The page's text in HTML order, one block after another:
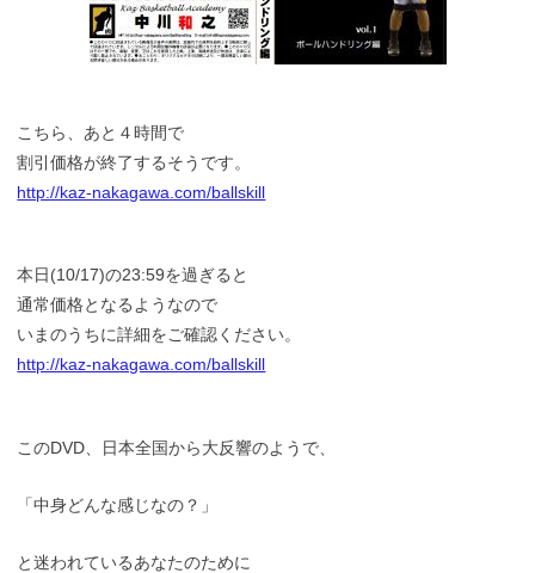
こちら、あと４時間で
割引価格が終了するそうです。
http://kaz-nakagawa.com/ballskill
本日(10/17)の23:59を過ぎると
通常価格となるようなので
いまのうちに詳細をご確認ください。
http://kaz-nakagawa.com/ballskill
このDVD、日本全国から大反響のようで、
「中身どんな感じなの？」
と迷われているあなたのために